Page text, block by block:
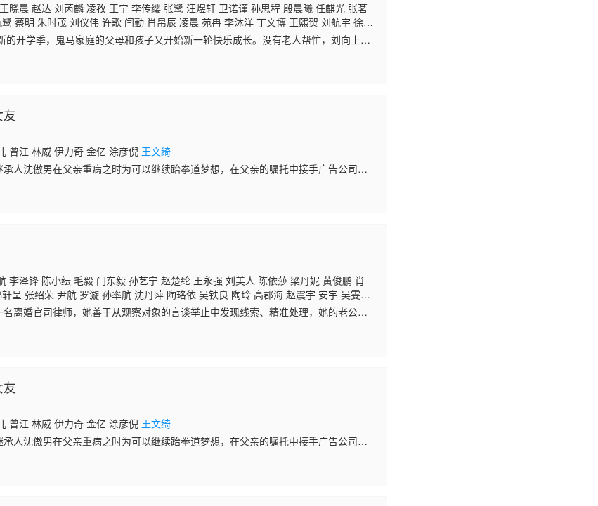
晓晨 赵达 刘芮麟 凌孜 王宁 李传缨 张鹭 汪煜轩 卫诺谨 孙思程 殷晨曦 任麒光 张茗
蔡明 朱时茂 刘仪伟 许歌 闫勤 肖帛辰 凌晨 苑冉 李沐洋 丁文博 王熙贺 刘航宇 徐梓
文绮
开学季，鬼马家庭的父母和孩子又开始新一轮快乐成长。没有老人帮忙，刘向上和
娃，果宁为竞选班长绞尽脑汁使出浑身解数，果宝又太佛系让父母恨铁不成钢，刘
曾江 林威 伊力奇 金亿 涂彦倪 王文绮
承人沈傲男在父亲重病之时为可以继续跆拳道梦想，在父亲的嘱托中接手广告公司，
在不打不相识的下属云舒的帮助下，查明真相，最终收获事业与爱情的故事。
李泽锋 陈小纭 毛毅 门东毅 孙艺宁 赵楚纶 王永强 刘美人 陈依莎 梁丹妮 黄俊鹏 肖
呈 张绍荣 尹航 罗漩 孙率航 沈丹萍 陶珞依 吴铁良 陶玲 高郡海 赵震宇 安宇 吴雯
颜一海
婚官司律师，她善于从观察对象的言谈举止中发现线索、精准处理，她的老公庄
洞察入微。姚遥靠着特殊的“读心”才能和庄重的帮助，解决了很多棘手的离婚案子，
曾江 林威 伊力奇 金亿 涂彦倪 王文绮
承人沈傲男在父亲重病之时为可以继续跆拳道梦想，在父亲的嘱托中接手广告公司，
在不打不相识的下属云舒的帮助下，查明真相，最终收获事业与爱情的故事。